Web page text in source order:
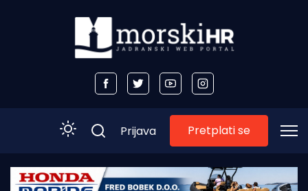
Početna
Prijava Pretplati se